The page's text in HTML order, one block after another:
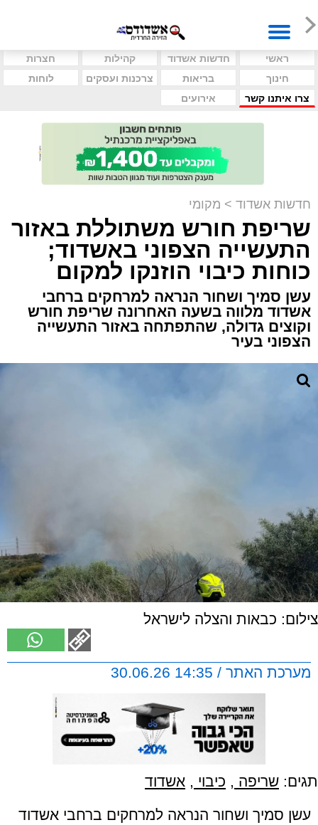
ראשי חדשות אשדוד קהילות
חצרות
חינוך
בריאות צרכנות ועסקים
לוחות
צרו איתנו קשר
אירועים
חדשות אשדוד > מקומי
שריפת חורש משתוללת באזור
התעשייה הצפוני באשדוד;
כוחות כיבוי הוזנקו למקום
עשן סמיך ושחור הנראה למרחקים ברחבי
אשדוד מלווה בשעה האחרונה שריפת חורש
וקוצים גדולה, שהתפתחה באזור התעשייה
הצפוני בעיר
צילום: כבאות והצלה לישראל
מערכת האתר / 14:35 30.06.26
תגים: שריפה , כיבוי , אשדוד
עשן סמיך ושחור הנראה למרחקים ברחבי אשדוד